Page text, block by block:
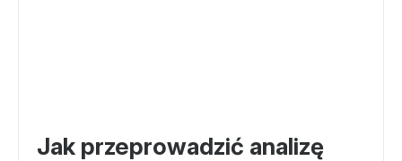
Jak przeprowadzić analizę